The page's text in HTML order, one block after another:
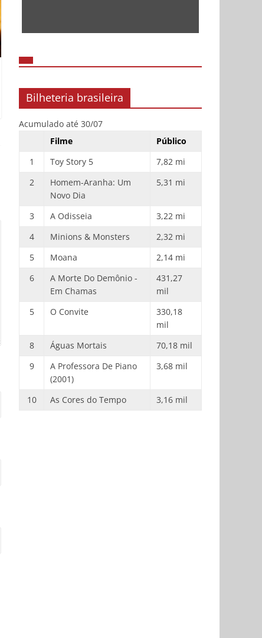
Bilheteria brasileira
Acumulado até 30/07
Filme
Público
1
Toy Story 5
7,82 mi
2
Homem-Aranha: Um
Novo Dia
5,31 mi
3 A Odisseia
3,22 mi
4
Minions & Monsters
2,32 mi
5
Moana
2,14 mi
6
A Morte Do Demônio -
Em Chamas
431,27
mil
5
O Convite
330,18
mil
8
Águas Mortais
70,18 mil
9
A Professora De Piano
(2001)
3,68 mil
10 As Cores do Tempo 3,16 mil